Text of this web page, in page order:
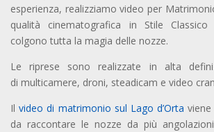
esperienza, realizziamo video per
qualità cinematografica in Stile
colgono tutta la magia delle nozze.
Le riprese sono realizzate in alta
di multicamere, droni, steadicam e video
Ilvideo di matrimonio sul Lago d’Orta
da raccontare le nozze da più